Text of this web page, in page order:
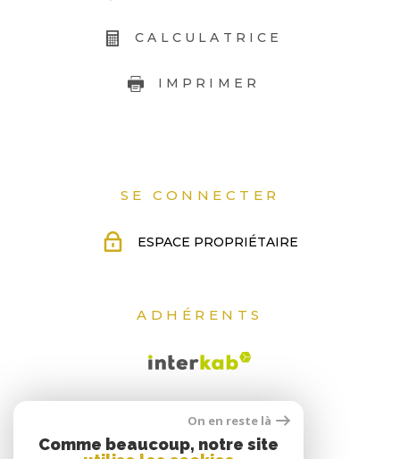
CALCULATRICE
IMPRIMER
SE CONNECTER
ESPACE PROPRIÉTAIRE
ADHÉRENTS
On en reste là
Comme beaucoup, notre site